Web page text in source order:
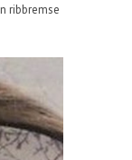
ribbremse